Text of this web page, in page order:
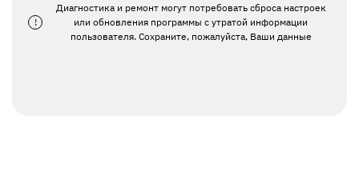
!
Диагностика и ремонт могут потребовать сброса настроек
или обновления программы с утратой информации
пользователя. Сохраните, пожалуйста, Ваши данные